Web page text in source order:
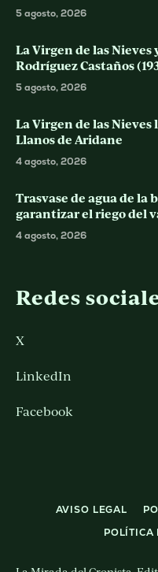
5 agosto, 2026
La Virgen de las
Rodríguez Castaños
5 agosto, 2026
La Virgen de las
Llanos de Aridane
4 agosto, 2026
Trasvase de agua de la
garantizar el riego del
4 agosto, 2026
Redes
X
LinkedIn
Facebook
AVISO LEGAL
POLÍTICA